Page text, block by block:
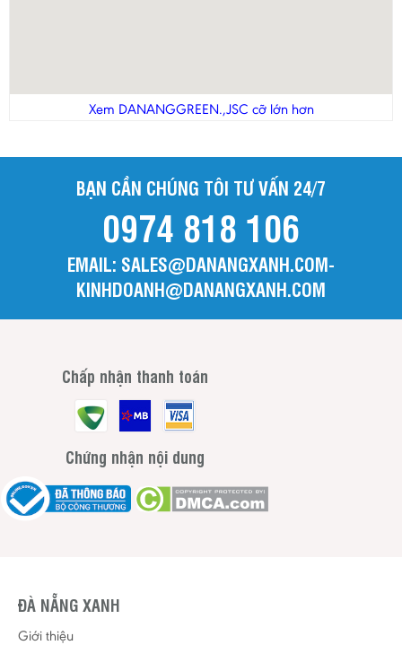
Tuyên Quang
Xem DANANGGREEN.,JSC cỡ lớn hơn
BẠN CẦN CHÚNG TÔI TƯ VẤN 24/7
0974 818 106
EMAIL: SALES@DANANGXANH.COM-
KINHDOANH@DANANGXANH.COM
Chấp nhận thanh toán
Chứng nhận nội dung
ĐÀ NẴNG XANH
Giới thiệu